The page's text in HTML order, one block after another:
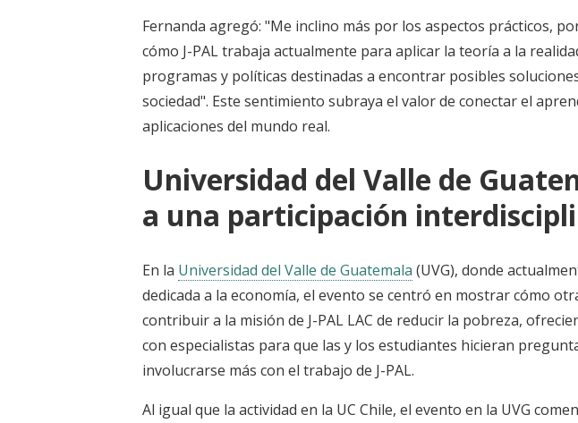
Fernanda agregó: "Me inclino más por los aspectos prácticos,
cómo J-PAL trabaja actualmente para aplicar la teoría a la
programas y políticas destinadas a encontrar posibles
sociedad". Este sentimiento subraya el valor de conectar el
aplicaciones del mundo real.
Universidad del Valle de
a una participación
En la Universidad del Valle de Guatemala (UVG), donde
dedicada a la economía, el evento se centró en mostrar cómo
contribuir a la misión de J-PAL LAC de reducir la pobreza,
con especialistas para que las y los estudiantes hicieran
involucrarse más con el trabajo de J-PAL.
Al igual que la actividad en la UC Chile, el evento en la UVG